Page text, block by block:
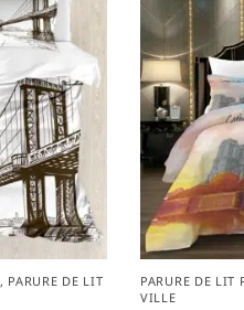
, PARURE DE LIT
PARURE DE LIT
VILLE